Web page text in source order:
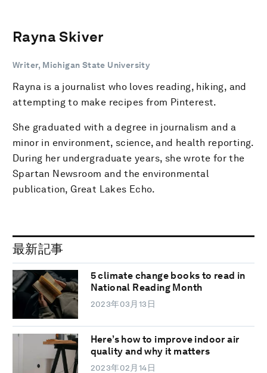
Rayna Skiver
Writer, Michigan State University
Rayna is a journalist who loves reading, hiking, and
attempting to make recipes from Pinterest.
She graduated with a degree in journalism and a
minor in environment, science, and health reporting.
During her undergraduate years, she wrote for the
Spartan Newsroom and the environmental
publication, Great Lakes Echo.
最新記事
5 climate change books to read in
National Reading Month
2023年03月13日
Here’s how to improve indoor air
quality and why it matters
2023年02月14日